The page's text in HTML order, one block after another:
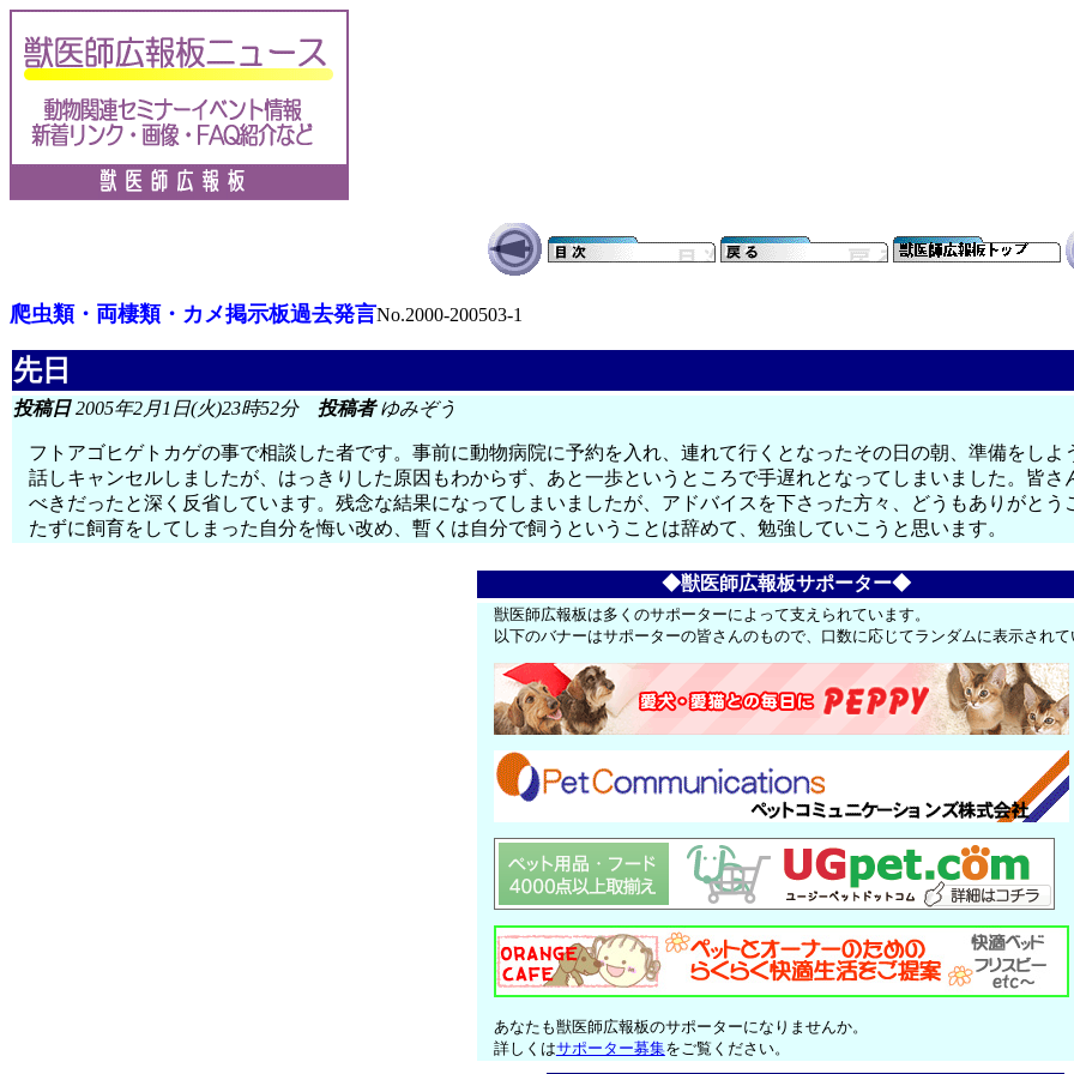
爬虫類・両棲類・カメ掲示板過去発言No.2000-200503-1
先日
投稿日2005年2月1日(火)23時52分 投稿者ゆみぞう
フトアゴヒゲトカゲの事で相談した者です。事前に動物病院に予約を入れ、連れて行くとなったその日の朝、準備をし
話しキャンセルしましたが、はっきりした原因もわからず、あと一歩というところで手遅れとなってしまいました。皆
べきだったと深く反省しています。残念な結果になってしまいましたが、アドバイスを下さった方々、どうもありがと
たずに飼育をしてしまった自分を悔い改め、暫くは自分で飼うということは辞めて、勉強していこうと思います。
◆獣医師広報板サポーター◆
獣医師広報板は多くのサポーターによって支えられています。
以下のバナーはサポーターの皆さんのもので、口数に応じてランダムに表示され
あなたも獣医師広報板のサポーターになりませんか。
詳しくはサポーター募集をご覧ください。